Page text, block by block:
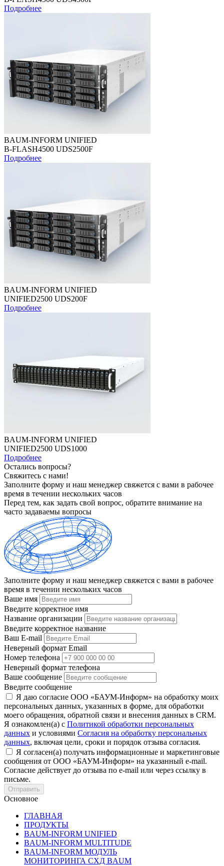
Подробнее
BAUM-INFORM UNIFIED
B-FLASH4500 UDS2500F
Подробнее
BAUM-INFORM UNIFIED
UNIFIED2500 UDS200F
Подробнее
BAUM-INFORM UNIFIED
UNIFIED2500 UDS1000
Подробнее
Остались вопросы?
Свяжитесь с нами!
Заполните форму и наш менеджер свяжется с вами в рабочее
время в течении нескольких часов
Перед тем, как задать свой вопрос, обратите внимание на
часто задаваемы вопросы
Заполните форму и наш менеджер свяжется с вами в рабочее
время в течении нескольких часов
Ваше имя
Введите корректное имя
Название организации
Введите корректное название
Ваш E-mail
Неверный формат Email
Номер телефона
Неверный формат телефона
Ваше сообщение
Введите сообщение
Я даю согласие ООО «БАУМ-Информ» на обработку моих
персональных данных, указанных в форме, для обработки
моего обращения, обратной связи и внесения данных в CRM.
Я ознакомлен(а) с Политикой обработки персональных
данных и условиями Согласия на обработку персональных
данных, включая цели, сроки и порядок отзыва согласия.
Я согласен(а) получать информационные и маркетинговые
сообщения от ООО «БАУМ-Информ» на указанный e-mail.
Согласие действует до отзыва по e-mail или через ссылку в
письме.
Основное
ГЛАВНАЯ
ПРОДУКТЫ
BAUM-INFORM UNIFIED
BAUM-INFORM MULTITUDE
BAUM-INFORM МОДУЛЬ
МОНИТОРИНГА СХД BAUM